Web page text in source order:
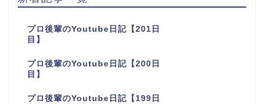
プロ後輩のYoutube日記【201日
目】
プロ後輩のYoutube日記【200日
目】
プロ後輩のYoutube日記【199日